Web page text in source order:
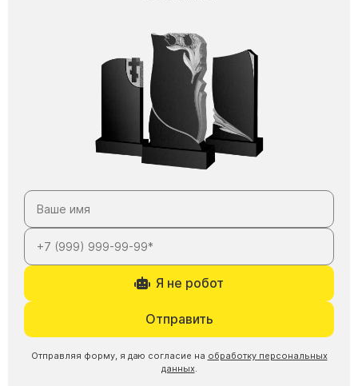
Я не робот
Отправить
Отправляя форму, я даю согласие на обработку персональных
данных.